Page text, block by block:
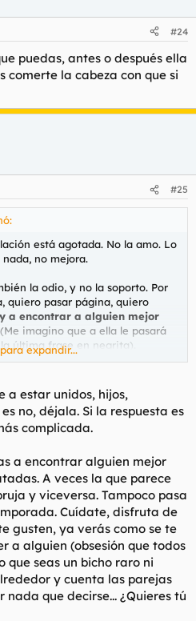
#24
puedas, antes o después ella
la cabeza con que si
#25
está agotada. No la amo. Lo
no mejora.
la odio, y no la soporto. Por
quiero pasar página, quiero
a encontrar a alguien mejor
imagino que a ella le pasará
última frase en negrita).
para seguir intentándolo.
amablemente que ponga esto
son opiniones, y en el foro
expandir...
a estar unidos, hijos,
no, déjala. Si la respuesta es
complicada.
a encontrar alguien mejor
A veces la que parece
y viceversa. Tampoco pasa
Cuídate, disfruta de
gusten, ya verás como se te
a alguien (obsesión que todos
que seas un bicho raro ni
y cuenta las parejas
nada que decirse... ¿Quieres tú